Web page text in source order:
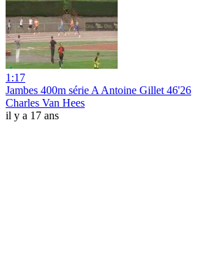
1:17
Jambes 400m série A Antoine Gillet 46'26
Charles Van Hees
il y a 17 ans